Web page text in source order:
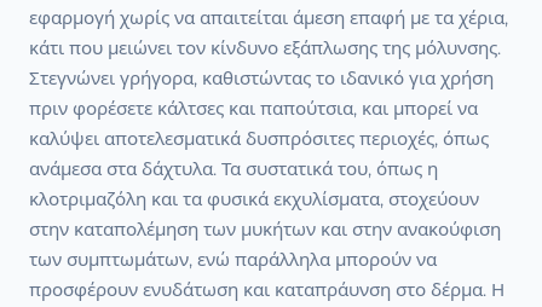
εφαρμογή χωρίς να απαιτείται άμεση επαφή με τα χέρια,
κάτι που μειώνει τον κίνδυνο εξάπλωσης της μόλυνσης.
Στεγνώνει γρήγορα, καθιστώντας το ιδανικό για χρήση
πριν φορέσετε κάλτσες και παπούτσια, και μπορεί να
καλύψει αποτελεσματικά δυσπρόσιτες περιοχές, όπως
ανάμεσα στα δάχτυλα. Τα συστατικά του, όπως η
κλοτριμαζόλη και τα φυσικά εκχυλίσματα, στοχεύουν
στην καταπολέμηση των μυκήτων και στην ανακούφιση
των συμπτωμάτων, ενώ παράλληλα μπορούν να
προσφέρουν ενυδάτωση και καταπράυνση στο δέρμα. Η